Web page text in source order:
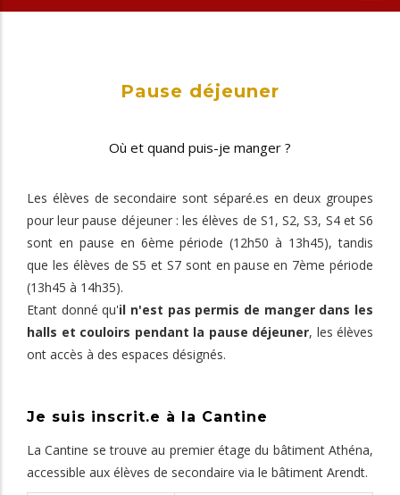
Pause déjeuner
Où et quand puis-je manger ?
Les élèves de secondaire sont séparé.es en deux groupes
pour leur pause déjeuner : les élèves de S1, S2, S3, S4 et S6
sont en pause en 6ème période (12h50 à 13h45), tandis
que les élèves de S5 et S7 sont en pause en 7ème période
(13h45 à 14h35).
Etant donné qu'il n'est pas permis de manger dans les
halls et couloirs pendant la pause déjeuner, les élèves
ont accès à des espaces désignés.
Je suis inscrit.e à la Cantine
La Cantine se trouve au premier étage du bâtiment Athéna,
accessible aux élèves de secondaire via le bâtiment Arendt.